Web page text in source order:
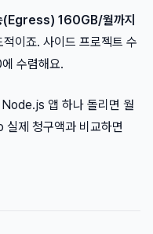
(Egress) 160GB/월까지
이죠. 사이드 프로젝트 수
수렴해요.
앱 하나 돌리면 월
제 청구액과 비교하면